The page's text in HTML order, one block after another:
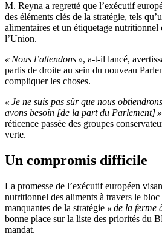
M. Reyna a regretté que l’exécutif
des éléments clés de la stratégie, tels
alimentaires et un étiquetage nutritionnel
l’Union.
« Nous l’attendons », a-t-il lancé,
partis de droite au sein du nouveau
compliquer les choses.
« Je ne suis pas sûr que nous
avons besoin [de la part du Parlement] »
réticence passée des groupes
verte.
Un compromis difficile
La promesse de l’exécutif européen
nutritionnel des aliments à travers le bloc
manquantes de la stratégie « de la ferme
bonne place sur la liste des priorités du
mandat.